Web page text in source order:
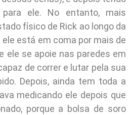
ele. No entanto, mais
físico de Rick ao longo da
está em coma por mais de
ele se apoie nas paredes em
de correr e lutar pela sua
Depois, ainda tem toda a
medicando ele depois que
porque a bolsa de soro